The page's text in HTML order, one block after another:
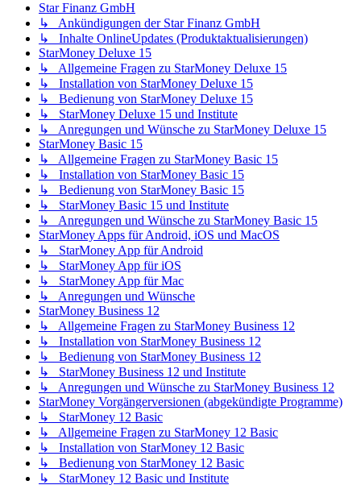
Star Finanz GmbH
↳ Ankündigungen der Star Finanz GmbH
↳ Inhalte OnlineUpdates (Produktaktualisierungen)
StarMoney Deluxe 15
↳ Allgemeine Fragen zu StarMoney Deluxe 15
↳ Installation von StarMoney Deluxe 15
↳ Bedienung von StarMoney Deluxe 15
↳ StarMoney Deluxe 15 und Institute
↳ Anregungen und Wünsche zu StarMoney Deluxe 15
StarMoney Basic 15
↳ Allgemeine Fragen zu StarMoney Basic 15
↳ Installation von StarMoney Basic 15
↳ Bedienung von StarMoney Basic 15
↳ StarMoney Basic 15 und Institute
↳ Anregungen und Wünsche zu StarMoney Basic 15
StarMoney Apps für Android, iOS und MacOS
↳ StarMoney App für Android
↳ StarMoney App für iOS
↳ StarMoney App für Mac
↳ Anregungen und Wünsche
StarMoney Business 12
↳ Allgemeine Fragen zu StarMoney Business 12
↳ Installation von StarMoney Business 12
↳ Bedienung von StarMoney Business 12
↳ StarMoney Business 12 und Institute
↳ Anregungen und Wünsche zu StarMoney Business 12
StarMoney Vorgängerversionen (abgekündigte Programme)
↳ StarMoney 12 Basic
↳ Allgemeine Fragen zu StarMoney 12 Basic
↳ Installation von StarMoney 12 Basic
↳ Bedienung von StarMoney 12 Basic
↳ StarMoney 12 Basic und Institute